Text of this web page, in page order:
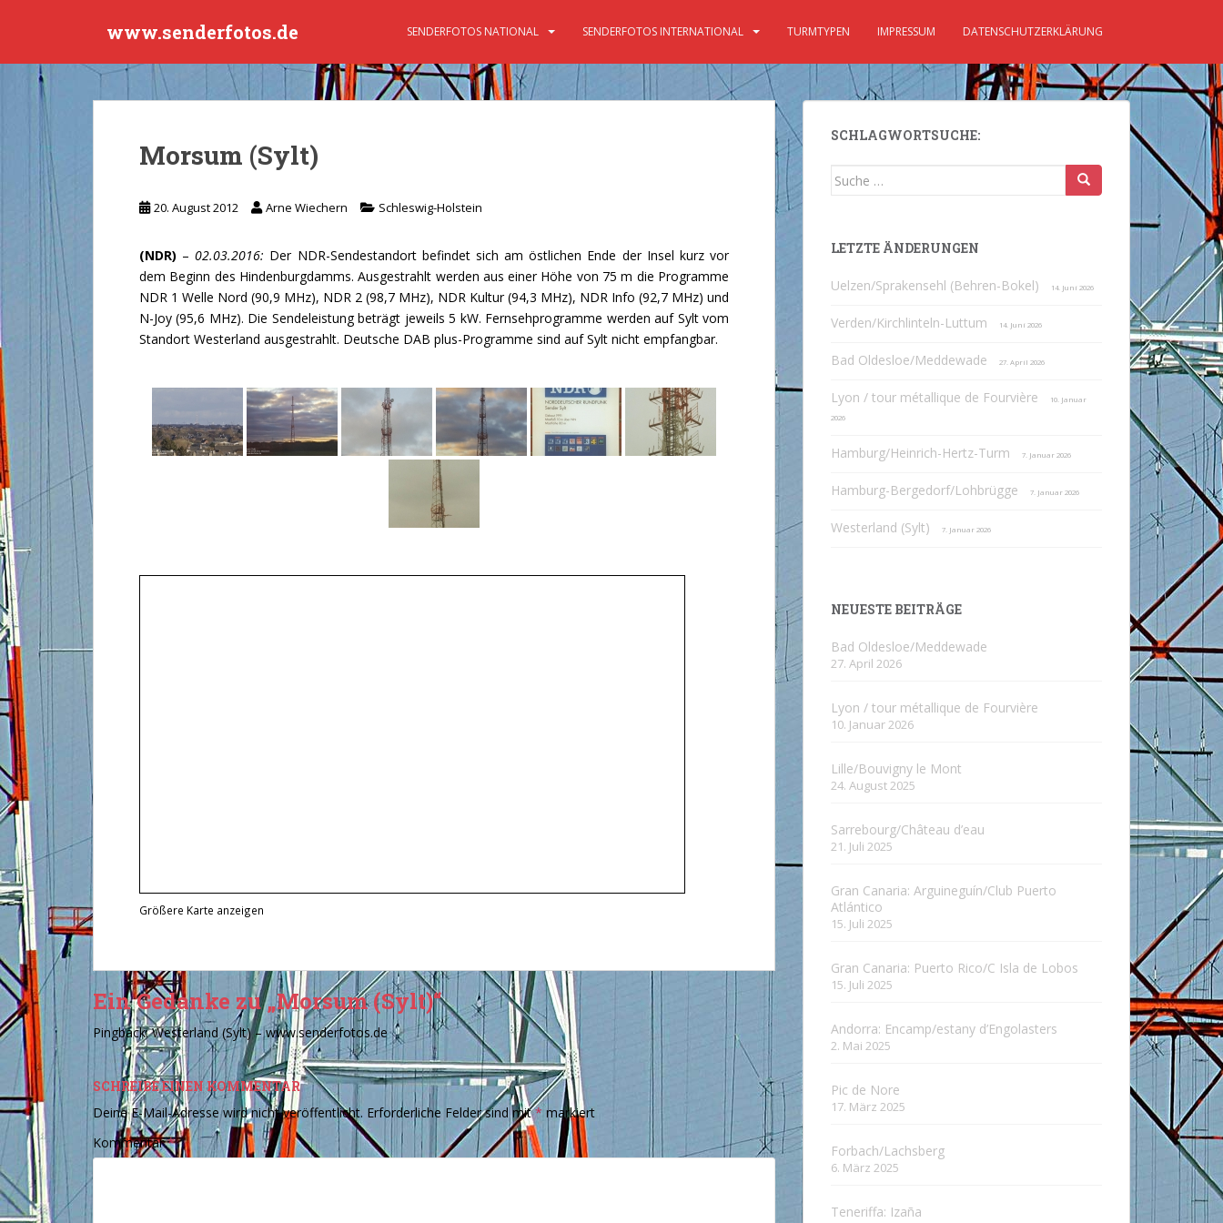
t
www.senderfotos.de SENDERFOTOS NATIONAL SENDERFOTOS INTERNATIONAL TURMTYPEN IMPRESSUM DATENSCHUTZERKLÄRUNG
Morsum (Sylt)
20. August 2012 Arne Wiechern Schleswig-Holstein
(NDR) –02.03.2016: Der NDR-Sendestandort befindet sich am östlichen Ende der Insel kurz vor
dem Beginn des Hindenburgdamms. Ausgestrahlt werden aus einer Höhe von 75 m die Programme
NDR 1 Welle Nord (90,9 MHz), NDR 2 (98,7 MHz), NDR Kultur (94,3 MHz), NDR Info (92,7 MHz) und
N-Joy (95,6 MHz). Die Sendeleistung beträgt jeweils 5 kW. Fernsehprogramme werden auf Sylt vom
Standort Westerland ausgestrahlt. Deutsche DAB plus-Programme sind auf Sylt nicht empfangbar.
Größere Karte anzeigen
Ein Gedanke zu „Morsum (Sylt)“
Pingback:Westerland (Sylt) – www.senderfotos.de
SCHREIBE EINEN KOMMENTAR
Deine E-Mail-Adresse wird nicht veröffentlicht. Erforderliche Felder sind mit* markiert
Kommentar*
SCHLAGWORTSUCHE:
Suche
LETZTE ÄNDERUNGEN
Uelzen/Sprakensehl (Behren-Bokel) 14. Juni 2026
Verden/Kirchlinteln-Luttum 14. Juni 2026
Bad Oldesloe/Meddewade 27. April 2026
Lyon / tour métallique de Fourvière
10. Januar
2026
Hamburg/Heinrich-Hertz-Turm 7. Januar 2026
Hamburg-Bergedorf/Lohbrügge 7. Januar 2026
Westerland (Sylt) 7. Januar 2026
NEUESTE BEITRÄGE
Bad Oldesloe/Meddewade
27. April 2026
Lyon / tour métallique de Fourvière
10. Januar 2026
Lille/Bouvigny le Mont
24. August 2025
Sarrebourg/Château d’eau
21. Juli 2025
Gran Canaria: Arguineguín/Club Puerto
Atlántico
15. Juli 2025
Gran Canaria: Puerto Rico/C Isla de Lobos
15. Juli 2025
Andorra: Encamp/estany d’Engolasters
2. Mai 2025
Pic de Nore
17. März 2025
Forbach/Lachsberg
6. März 2025
Teneriffa: Izaña